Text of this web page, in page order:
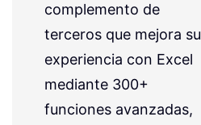
complemento de
terceros que mejora su
experiencia con Excel
mediante 300+
funciones avanzadas,